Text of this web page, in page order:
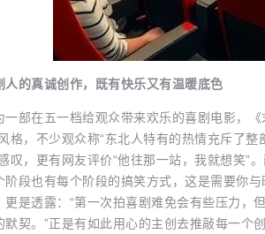
人的真诚创作，既有快乐又有温暖底色
在五一档给观众带来欢乐的喜剧电影，《
格，不少观众称“东北人特有的热情充斥了
叹，更有网友评价“他往那一站，我就想笑”
阶段也有每个阶段的搞笑方式，这是需要你
更是透露：“第一次拍喜剧难免会有些压力，
默契。”正是有如此用心的主创去推敲每一个